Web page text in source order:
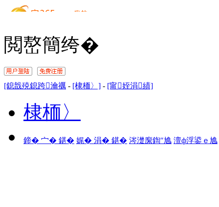
閲嶅簡绔�
[鎴戠殑鎴跨瀹禲 - [棣栭〉] - [甯姪涓績]
棣栭〉
鍗� 宀� 鍖� 娓� 涓� 鍖� 涔濋緳鍧″尯 澶ф浮鍙ｅ尯